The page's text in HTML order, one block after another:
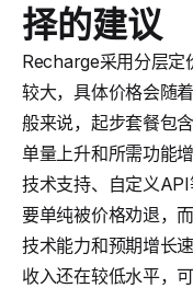
择的建议
Recharge采用分层定
较大，具体价格会随
般来说，起步套餐包
单量上升和所需功能
技术支持、自定义
要单纯被价格劝退，
技术能力和预期增长
收入还在较低水平，